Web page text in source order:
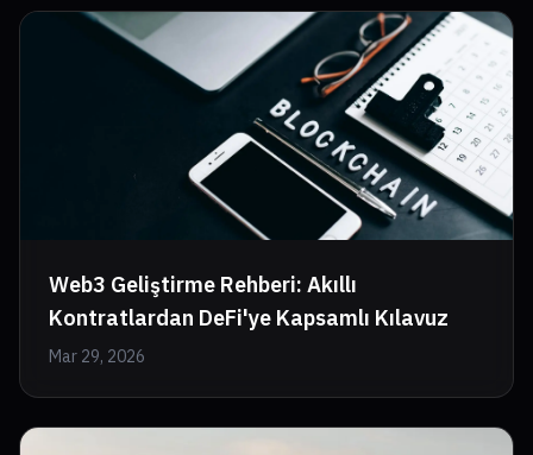
Web3 Geliştirme Rehberi: Akıllı
Kontratlardan DeFi'ye Kapsamlı Kılavuz
Mar 29, 2026